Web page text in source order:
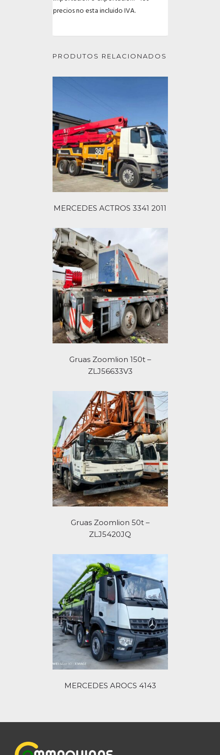
precios no esta incluido IVA.
PRODUTOS RELACIONADOS
MERCEDES ACTROS 3341 2011
Gruas Zoomlion 150t –
ZLJ56633V3
Gruas Zoomlion 50t –
ZLJ5420JQ
MERCEDES AROCS 4143